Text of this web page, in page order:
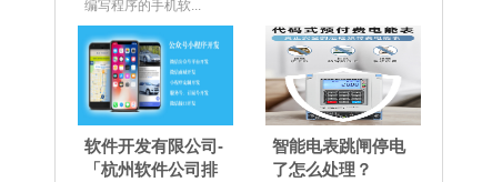
编写程序的手机软...
软件开发有限公司-
「杭州软件公司排
智能电表跳闸停电
了怎么处理？